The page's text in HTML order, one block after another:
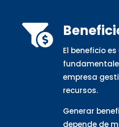

El beneficio
empresa
recursos.
Generar
depende de